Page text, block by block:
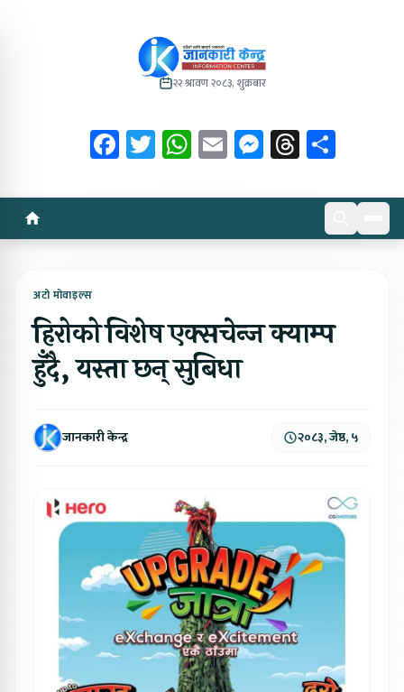
२२ श्रावण २०८३, शुक्रबार
Facebook
Twitter
WhatsApp
EmailMessenger
Threads
अटो मोवाइल्स
हिरोको विशेष एक्सचेन्ज क्याम्प
हुँदै, यस्ता छन् सुबिधा
जानकारी केन्द्र २०८३, जेष्ठ, ५